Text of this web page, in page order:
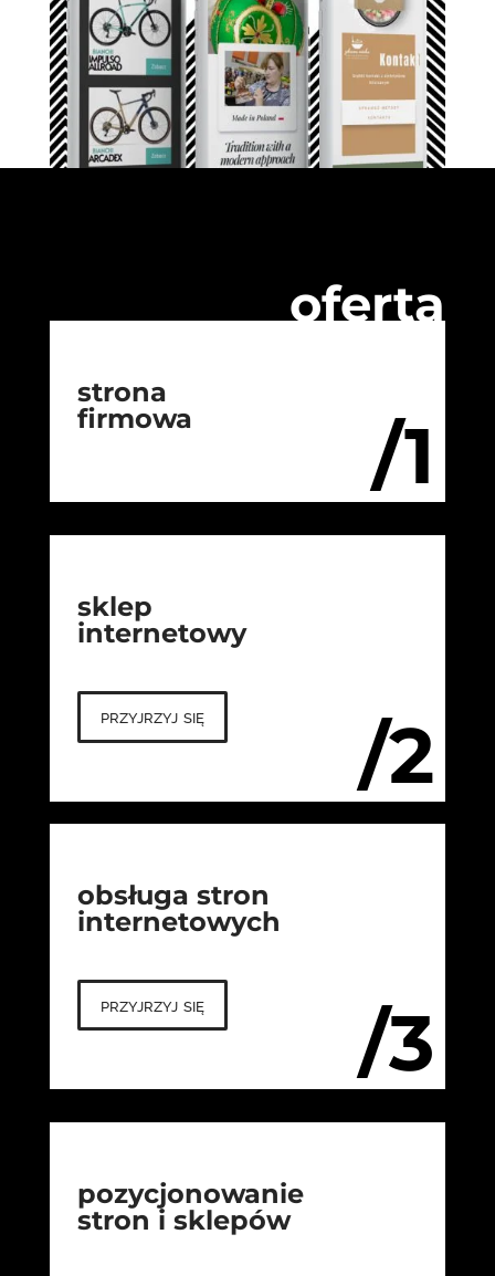
oferta
/1
strona
firmowa
/2
sklep
internetowy
przyjrzyj się
/3
obsługa stron
internetowych
przyjrzyj się
pozycjonowanie
stron i sklepów